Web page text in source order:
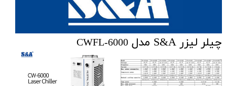
چیلر لیزر S&A مدل CWFL-6000